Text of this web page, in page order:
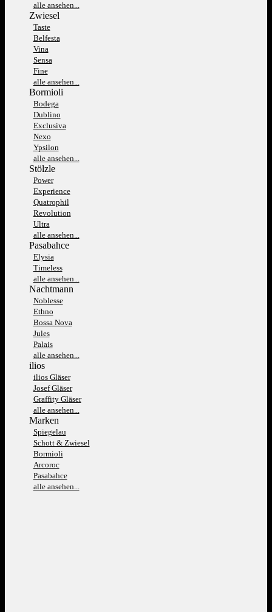
alle ansehen...
Zwiesel
Taste
Belfesta
Vina
Sensa
Fine
alle ansehen...
Bormioli
Bodega
Dublino
Exclusiva
Nexo
Ypsilon
alle ansehen...
Stölzle
Power
Experience
Quatrophil
Revolution
Ultra
alle ansehen...
Pasabahce
Elysia
Timeless
alle ansehen...
Nachtmann
Noblesse
Ethno
Bossa Nova
Jules
Palais
alle ansehen...
ilios
ilios Gläser
Josef Gläser
Graffity Gläser
alle ansehen...
Marken
Spiegelau
Schott & Zwiesel
Bormioli
Arcoroc
Pasabahce
alle ansehen...